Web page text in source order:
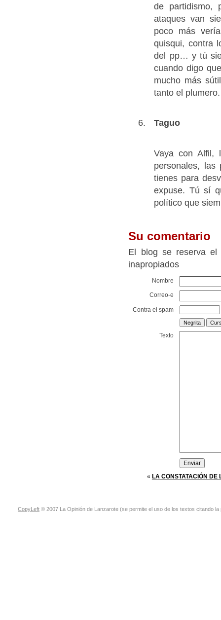
de partidismo,
ataques van
poco más
quisqui, contra
del pp… y tú
cuando digo
mucho más
tanto el
Taguo
Vaya con Alfil,
personales, las
tienes para
expuse. Tú sí
político que
Su comentario
El blog se reserva el
inapropiados
Nombre
Correo-e
Contra el spam
Texto
« LA CONSTATACIÓN DE
CopyLeft © 2007 La Opinión de Lanzarote (se permite el uso de los textos citando